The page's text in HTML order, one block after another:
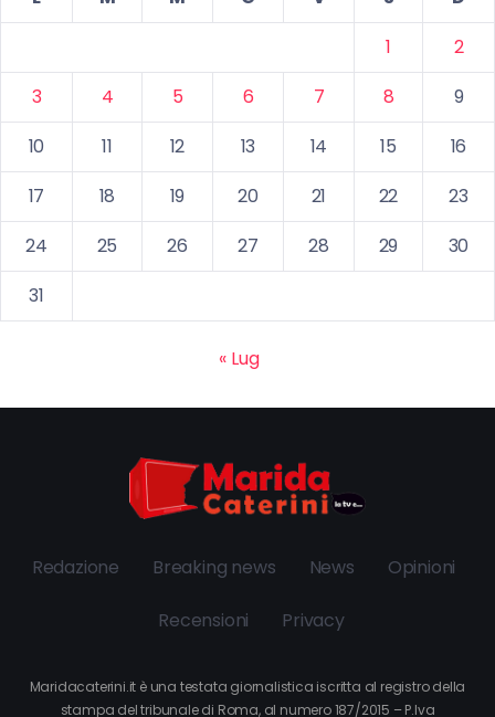
1
2
3
4 5 6 7 8
9
10
11 12 13 14 15
16
17
18 19 20 21 22
23
24
25 26 27 28 29
30
31
« Lug
Redazione Breaking news News Opinioni
Recensioni Privacy
Maridacaterini.it è una testata giornalistica iscritta al registro della
stampa del tribunale di Roma, al numero 187/2015 – P.Iva